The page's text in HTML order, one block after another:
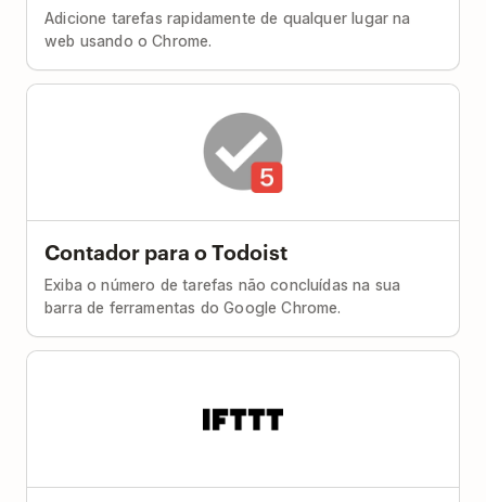
Adicione tarefas rapidamente de qualquer lugar na
web usando o Chrome.
Contador para o Todoist
Exiba o número de tarefas não concluídas na sua
barra de ferramentas do Google Chrome.